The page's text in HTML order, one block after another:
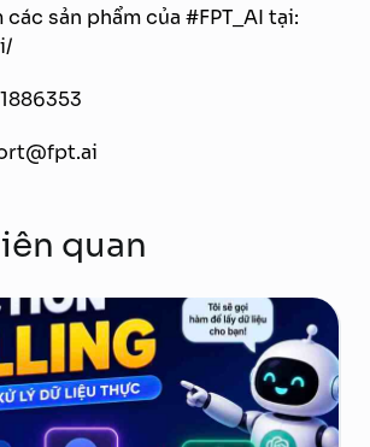
các sản phẩm của #FPT_AI tại:
quan